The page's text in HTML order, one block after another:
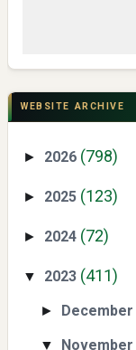
Hasil Panen
Non-Academic
WEBSITE ARCHIVE
► 2026 (798)
► 2025 (123)
► 2024 (72)
▼ 2023 (411)
► December
▼ November